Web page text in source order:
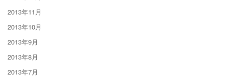
2013年11月
2013年10月
2013年9月
2013年8月
2013年7月